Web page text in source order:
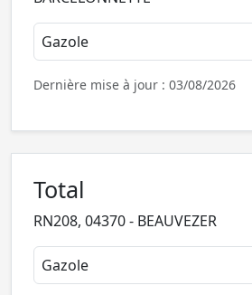
Gazole
Dernière mise à jour : 03/08/2026
Total
RN208, 04370 - BEAUVEZER
Gazole